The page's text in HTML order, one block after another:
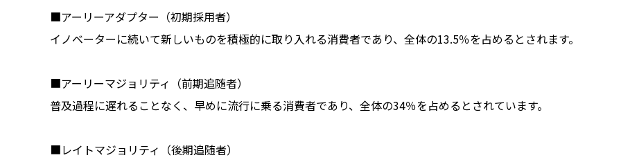
■アーリーアダプター（初期採用者）
イノベーターに続いて新しいものを積極的に取り入れる消費者であり、全体の13.5％を占めるとされます。
■アーリーマジョリティ（前期追随者）
普及過程に遅れることなく、早めに流行に乗る消費者であり、全体の34％を占めるとされています。
■レイトマジョリティ（後期追随者）